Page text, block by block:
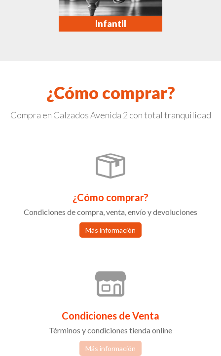
Infantil
¿Cómo comprar?
Compra en Calzados Avenida 2 con total tranquilidad
¿Cómo comprar?
Condiciones de compra, venta, envío y devoluciones
Más información
Condiciones de Venta
Términos y condiciones tienda online
Más información